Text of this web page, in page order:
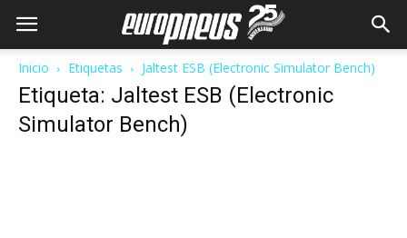
Inicio Etiquetas Jaltest ESB (Electronic Simulator Bench)
Etiqueta: Jaltest ESB (Electronic
Simulator Bench)